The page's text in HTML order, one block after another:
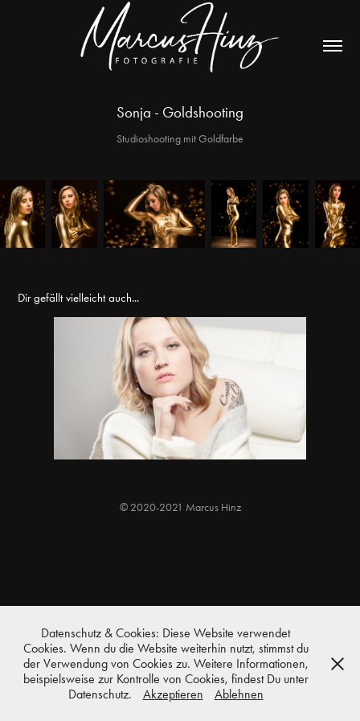
Sonja - Goldshooting
Studioshooting mit Goldfarbe
Dir gefällt vielleicht auch...
Irina - Studioshooting
2018
© 2020-2021 Marcus Hinz
Datenschutz & Cookies: Diese Website verwendet
Cookies. Wenn du die Website weiterhin nutzt, stimmst du
der Verwendung von Cookies zu. Weitere Informationen,
beispielsweise zur Kontrolle von Cookies, findest Du unter
Datenschutz.
Akzeptieren Ablehnen